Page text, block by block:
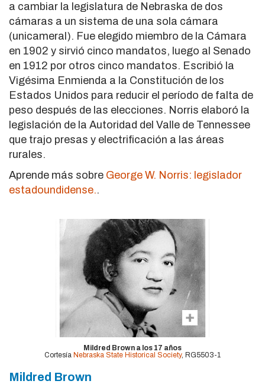
a cambiar la legislatura de Nebraska de dos
cámaras a un sistema de una sola cámara
(unicameral). Fue elegido miembro de la Cámara
en 1902 y sirvió cinco mandatos, luego al Senado
en 1912 por otros cinco mandatos. Escribió la
Vigésima Enmienda a la Constitución de los
Estados Unidos para reducir el período de falta de
peso después de las elecciones. Norris elaboró la
legislación de la Autoridad del Valle de Tennessee
que trajo presas y electrificación a las áreas
rurales.
Aprende más sobre George W. Norris: legislador
estadoundidense..
Mildred Brown a los 17 años
Cortesía Nebraska State Historical Society, RG5503-1
Mildred Brown